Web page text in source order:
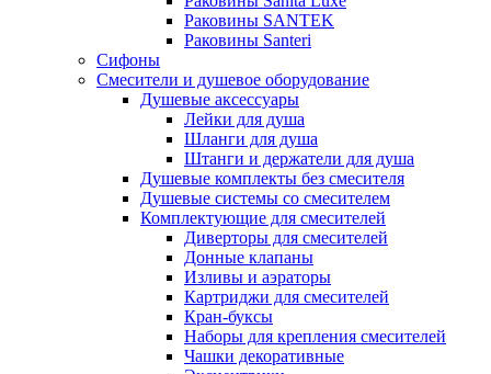
Раковины SANTEK
Раковины Santeri
Сифоны
Смесители и душевое оборудование
Душевые аксессуары
Лейки для душа
Шланги для душа
Штанги и держатели для душа
Душевые комплекты без смесителя
Душевые системы со смесителем
Комплектующие для смесителей
Диверторы для смесителей
Донные клапаны
Изливы и аэраторы
Картриджи для смесителей
Кран-буксы
Наборы для крепления смесителей
Чашки декоративные